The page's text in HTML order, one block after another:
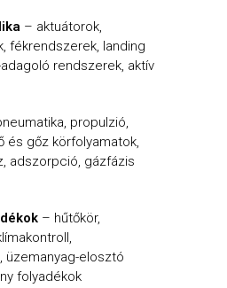
– aktuátorok,
fékrendszerek, landing
rendszerek, aktív
propulzió,
és gőz körfolyamatok,
adszorpció, gázfázis
– hűtőkör,
üzemanyag-elosztó
folyadékok